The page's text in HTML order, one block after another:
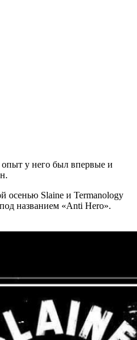
у него был впервые и
осенью Slaine и Termanology
названием «Anti Hero».